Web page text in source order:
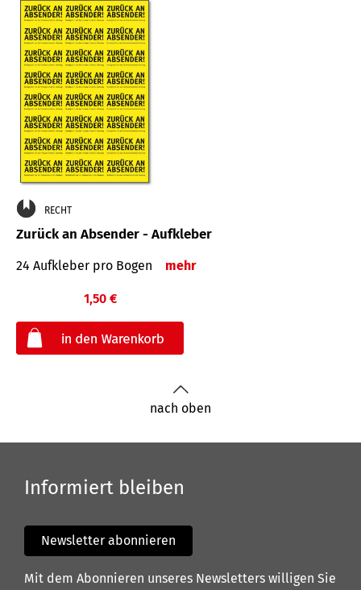
RECHT
Zurück an Absender - Aufkleber
24 Aufkleber pro Bogen mehr
1,50 €
nach oben
Informiert bleiben
Newsletter abonnieren
Mit dem Abonnieren unseres Newsletters willigen Sie